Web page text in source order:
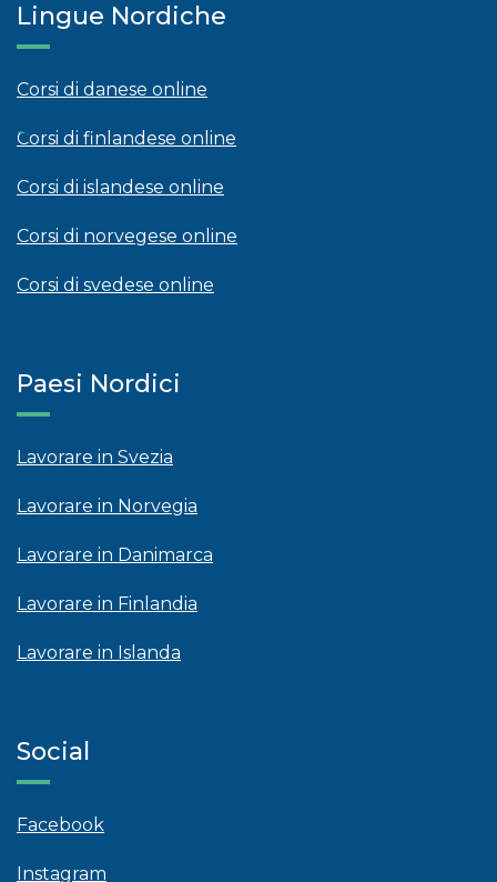
Lingue Nordiche
Corsi di danese online
Corsi di finlandese online
Corsi di islandese online
Corsi di norvegese online
Corsi di svedese online
Paesi Nordici
Lavorare in Svezia
Lavorare in Norvegia
Lavorare in Danimarca
Lavorare in Finlandia
Lavorare in Islanda
Social
Facebook
Instagram